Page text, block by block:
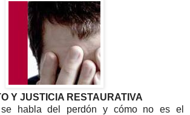
Y JUSTICIA RESTAURATIVA
se habla del perdón y cómo no es el